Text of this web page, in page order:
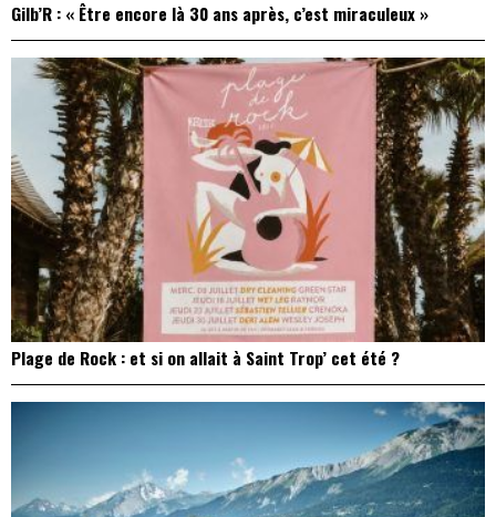
Gilb’R : « Être encore là 30 ans après, c’est miraculeux »
Plage de Rock : et si on allait à Saint Trop’ cet été ?